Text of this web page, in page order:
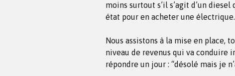
moins surtout s’il s’agit d’un
état pour en acheter une électrique.
Nous assistons à la mise en place,
niveau de revenus qui va conduire
répondre un jour : “désolé mais je